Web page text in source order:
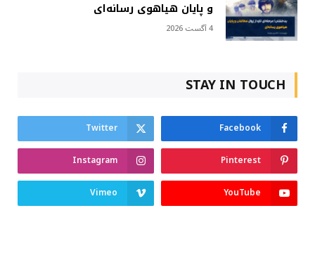
و پایان هیاهوی رسانه‌ای
4 آگست 2026
STAY IN TOUCH
Facebook
Twitter
Pinterest
Instagram
YouTube
Vimeo